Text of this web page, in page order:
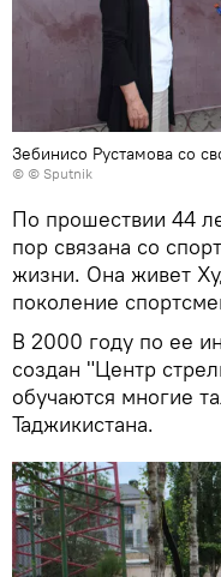
Зебинисо Рустамова со
© © Sputnik
По прошествии 44
пор связана со
жизни. Она живет
поколение
В 2000 году по ее
создан "Центр
обучаются многие
Таджикистана.